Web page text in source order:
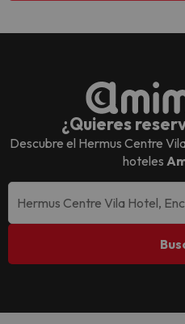
¿Quieres
Descubre el Hermus Centre
hoteles